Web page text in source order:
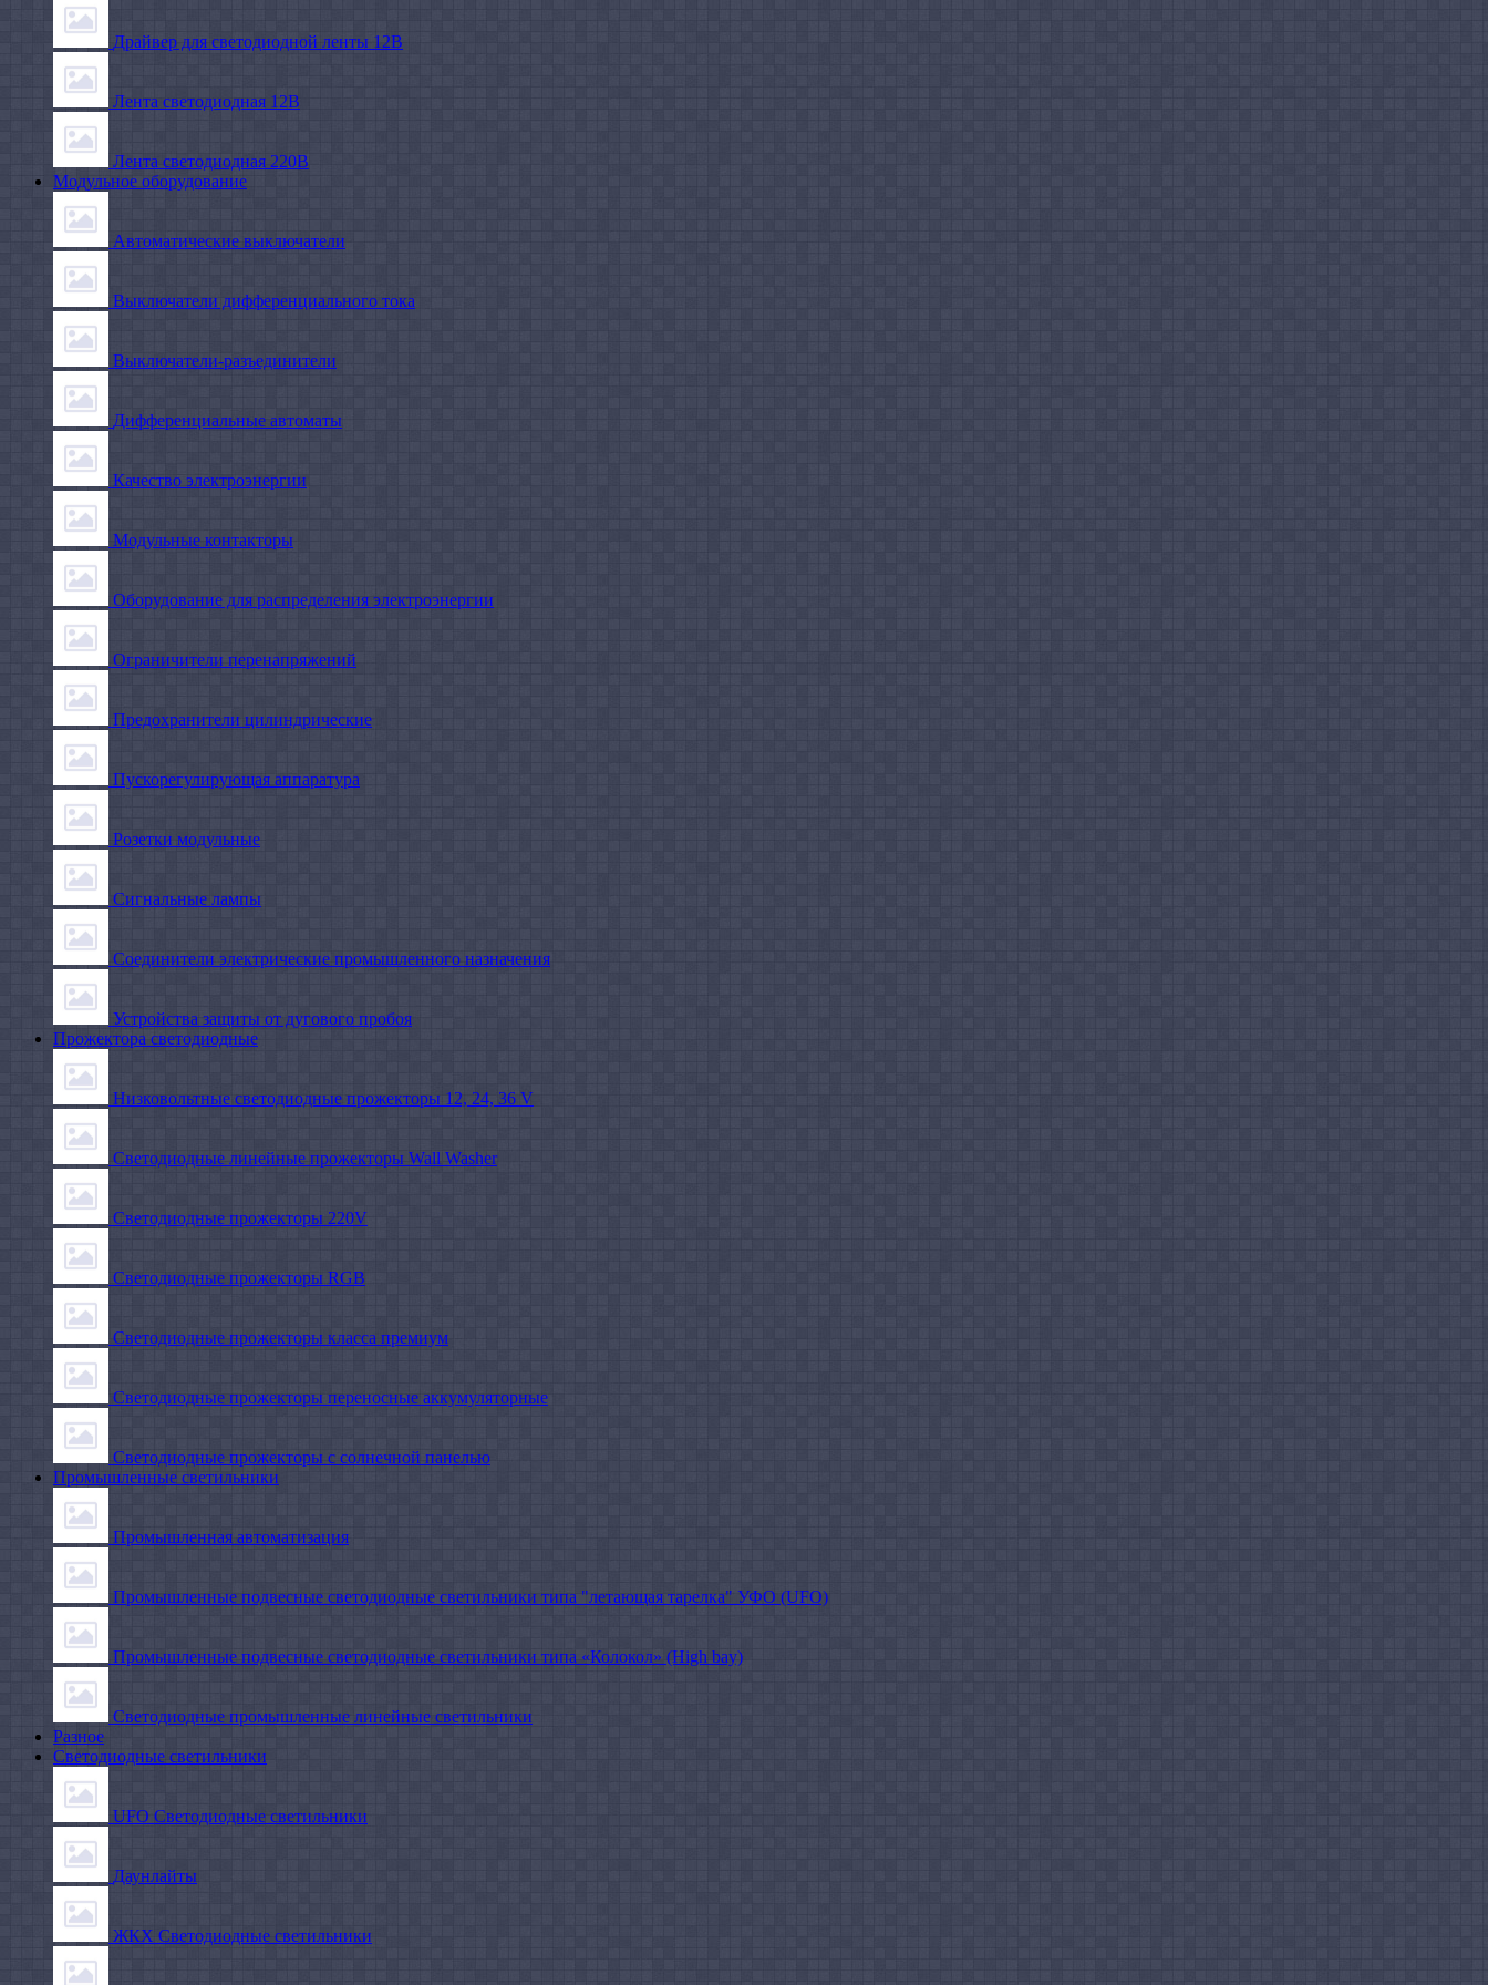
Драйвер для светодиодной ленты 12В
Лента светодиодная 12В
Лента светодиодная 220В
Модульное оборудование
Автоматические выключатели
Выключатели дифференциального тока
Выключатели-разъединители
Дифференциальные автоматы
Качество электроэнергии
Модульные контакторы
Оборудование для распределения электроэнергии
Ограничители перенапряжений
Предохранители цилиндрические
Пускорегулирующая аппаратура
Розетки модульные
Сигнальные лампы
Соединители электрические промышленного назначения
Устройства защиты от дугового пробоя
Прожектора светодиодные
Низковольтные светодиодные прожекторы 12, 24, 36 V
Светодиодные линейные прожекторы Wall Washer
Светодиодные прожекторы 220V
Светодиодные прожекторы RGB
Светодиодные прожекторы класса премиум
Светодиодные прожекторы переносные аккумуляторные
Светодиодные прожекторы с солнечной панелью
Промышленные светильники
Промышленная автоматизация
Промышленные подвесные cветодиодные светильники типа "летающая тарелка" УФО (UFO)
Промышленные подвесные cветодиодные светильники типа «Колокол» (High bay)
Светодиодные промышленные линейные светильники
Разное
Светодиодные светильники
UFO Светодиодные светильники
Даунлайты
ЖКХ Светодиодные светильники